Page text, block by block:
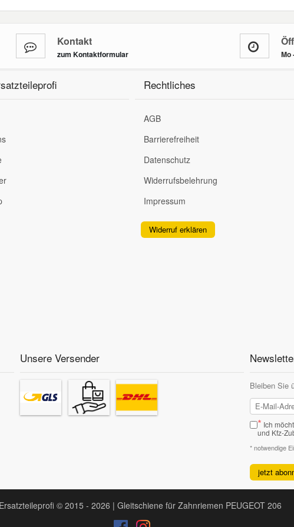
Kontakt
zum Kontaktformular Mo
Rechtliches
AGB
Barrierefreiheit
Datenschutz
Widerrufsbelehrung
Impressum
Widerruf erklären
Unsere Versender
Bleiben Sie
* Ich
und Kfz-
* notwendige
jetzt
© 2015 - 2026 | Gleitschiene für Zahnriemen PEUGEOT 206